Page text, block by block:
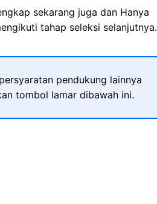
sekarang juga dan Hanya
tahap seleksi selanjutnya.
pendukung lainnya
tombol lamar dibawah ini.